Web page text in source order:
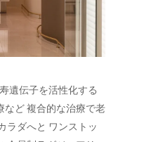
遺伝子を活性化する
ど 複合的な治療で老
ラダへと ワンストッ